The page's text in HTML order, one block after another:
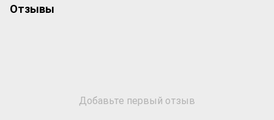
Отзывы
Добавьте первый отзыв